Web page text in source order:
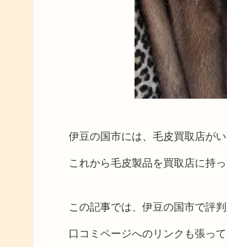
伊豆の国市には、毛皮買取店が
これから毛皮製品を買取店に持っ
この記事では、伊豆の国市で評
口コミページへのリンクも張っ